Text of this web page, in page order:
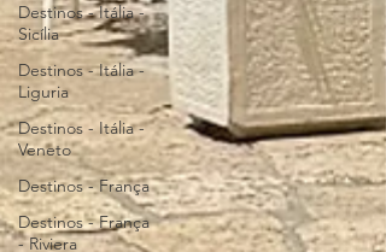
Destinos - Itália -
Sicília
Destinos - Itália -
Liguria
Destinos - Itália -
Veneto
Destinos - França
Destinos - França
- Riviera